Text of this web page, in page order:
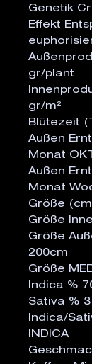
Genetik
Effekt
gr/plant
gr/m²
Blütezeit
Außen
Monat
Außen
Monat
Größe
Größe
Größe
200cm
Größe
Indica %
Sativa %
Indica/
INDICA